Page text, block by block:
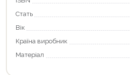
Стать
Вік
Країна виробник
Матеріал